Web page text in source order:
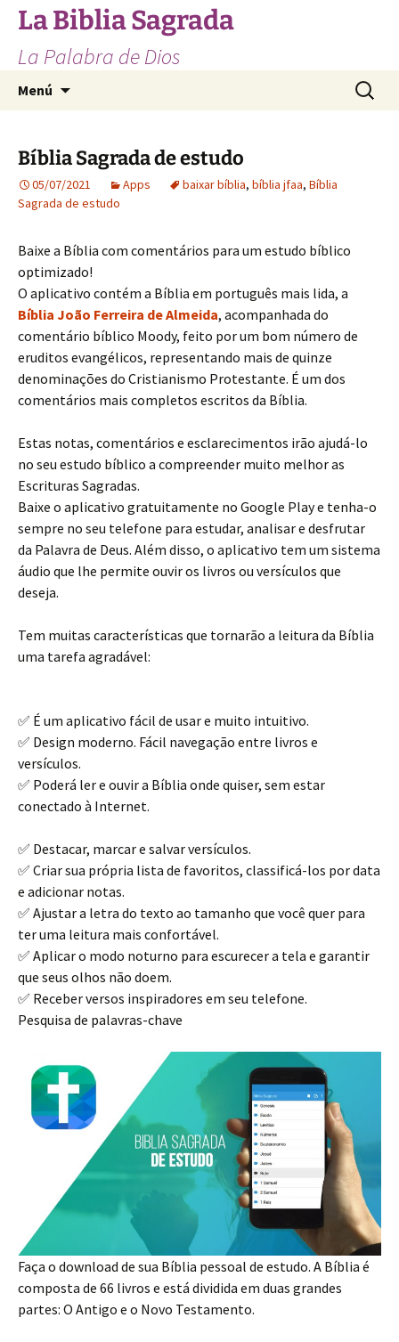
Saltar
contenido
La Biblia Sagrada
La Palabra de Dios
Menú Buscar:
Bíblia Sagrada de estudo
05/07/2021 Apps baixar bíblia, bíblia jfaa, Bíblia
Sagrada de estudo
Baixe a Bíblia com comentários para um estudo bíblico
optimizado!
O aplicativo contém a Bíblia em português mais lida, a
Bíblia João Ferreira de Almeida, acompanhada do
comentário bíblico Moody, feito por um bom número de
eruditos evangélicos, representando mais de quinze
denominações do Cristianismo Protestante. É um dos
comentários mais completos escritos da Bíblia.
Estas notas, comentários e esclarecimentos irão ajudá-lo
no seu estudo bíblico a compreender muito melhor as
Escrituras Sagradas.
Baixe o aplicativo gratuitamente no Google Play e tenha-o
sempre no seu telefone para estudar, analisar e desfrutar
da Palavra de Deus. Além disso, o aplicativo tem um sistema
áudio que lhe permite ouvir os livros ou versículos que
deseja.
Tem muitas características que tornarão a leitura da Bíblia
uma tarefa agradável:
✅ É um aplicativo fácil de usar e muito intuitivo.
✅ Design moderno. Fácil navegação entre livros e
versículos.
✅ Poderá ler e ouvir a Bíblia onde quiser, sem estar
conectado à Internet.
✅ Destacar, marcar e salvar versículos.
✅ Criar sua própria lista de favoritos, classificá-los por data
e adicionar notas.
✅ Ajustar a letra do texto ao tamanho que você quer para
ter uma leitura mais confortável.
✅ Aplicar o modo noturno para escurecer a tela e garantir
que seus olhos não doem.
✅ Receber versos inspiradores em seu telefone.
Pesquisa de palavras-chave
Faça o download de sua Bíblia pessoal de estudo. A Bíblia é
composta de 66 livros e está dividida em duas grandes
partes: O Antigo e o Novo Testamento.